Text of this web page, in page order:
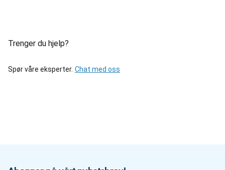
Trenger du hjelp?
Spør våre eksperter. Chat med oss